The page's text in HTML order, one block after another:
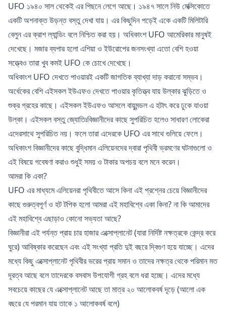
UFO ১৯৪০ সাল থেকেই এর পিছনে লেগে আছে। ১৯৪৭ সালে নিউ মেক্সিকোতে
একটি অশনাক্ত উড়ন্ত বস্তু দেখা যায়। এর কিছুদিন পড়েই একে একটি মিলিটারি
বেলুন এর ক্রাশ ল্যান্ডিং বলে নিশ্চিত করা হয়। অধিকাংশ UFO আমেরিকার মানুষই
দেখেছে। মজার ব্যপার হলো এশিয়া ও ইউরোপের জনসংখ্যা এতো বেশি হওয়া
সত্ত্বেও তারা খুব কমই UFO কে চোখে দেখেছে।
অধিকাংশ UFO দেখতে পাওয়ারই একটি জাগতিক ব্যাখ্যা দাড় করানো সম্ভব।
অর্ধেকের বেশি এইসকল ইউএফও দেখতে পাওয়ার কৃতিত্ত্ব যায় উল্কার ঝুড়িতে ও
শুক্র গ্রহের কাছে। এইসকল ইউএফও আসলে বায়ুমন্ডল এ হটাৎ করে ঢুকে যাওয়া
উল্কা। এইসকল বস্তু জ্যোতিঃবিজ্ঞানীদের কাছে সুপরিচিত হলেও সাধারণ লোকেরা
এদেরসাথে সুপরিচিত নয়। ফলে তারা এদেরকে UFO এর সাথে গুলিয়ে ফেলে।
অধিকাংশ বিজ্ঞানীদের কাছে বুদ্ধিমান এলিয়েনদের দ্বারা পৃথিবী ভ্রমণের ঘটনাগুলো ও
এই বিষয়ে গবেষণা করাও শুধুই সময় ও টাকার অপচয় বলে মনে করেন।
আমরা কি একা?
UFO এর মাধ্যমে এলিয়েনরা পৃথিবীতে আসে কিনা এই প্রশ্নের চেয়ে বিজ্ঞানীদের
কাছে গুরুত্বপূর্ণ ও হট টপিক হলো আমরা এই মহাবিশ্বে একা কিনা? না কি আমাদের
এই মহাবিশ্বে এছাড়াও কোনো সভ্যতা আছে?
বিজ্ঞানীরা এই পর্যন্ত প্রায় চার হাজার এক্সোপ্লানেট (যারা নির্দিষ্ট নক্ষত্রকে কেন্দ্র করে
ঘুরে) আবিষ্কার করেছেন এবং এই সংখ্যা প্রতি দুই বছরে দ্বিগুণ হয়ে যাচ্ছে। এদের
মধ্যে কিছু এক্সোপ্লানেট পৃথিবীর ভরের প্রায় সমান ও তাদের নক্ষত্র থেকে পরিমান মত
দূরত্ব আছে বলে তাদেরকে বসবাস উপযোগী গ্রহ বলে ধরা হচ্ছে। এদের মধ্যে
সবচেয়ে কাছের যে এক্সোপ্লানেট আছে তা মাত্র ২০ আলোকবর্ষ দূড়ে (আলো এক
বছরে যে পরমান যায় তাকে ১ আলোকবর্ষ বলে)